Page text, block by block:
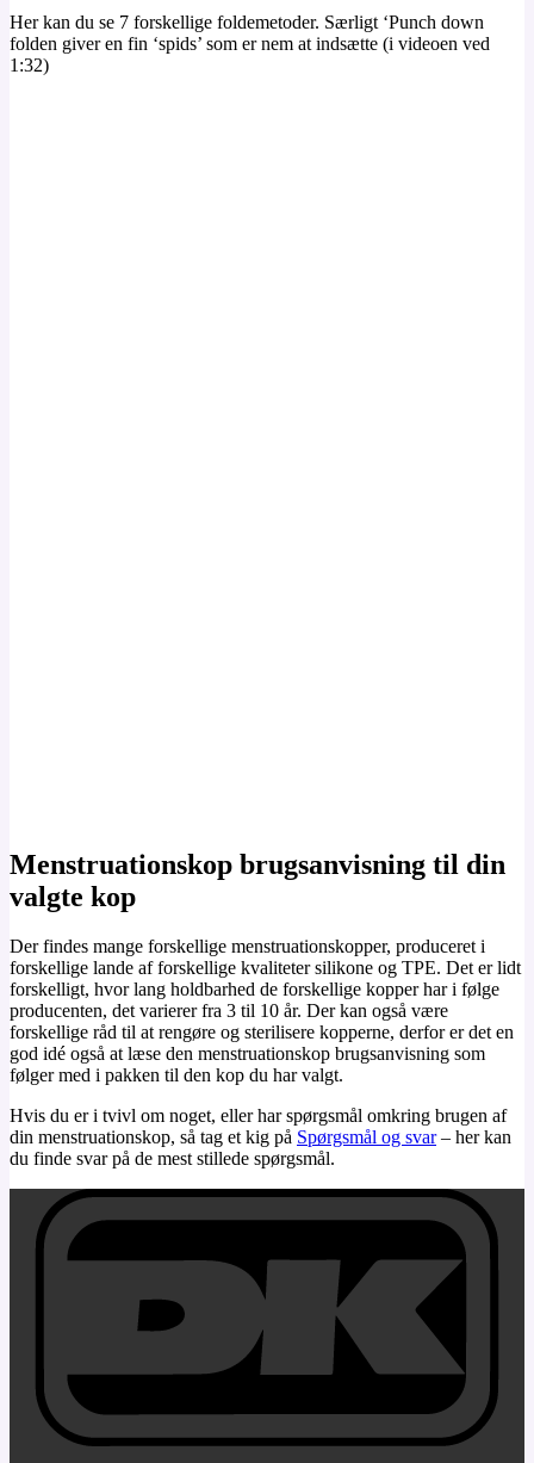
Her kan du se 7 forskellige foldemetoder. Særligt ‘Punch down
folden giver en fin ‘spids’ som er nem at indsætte (i videoen ved
1:32)
Menstruationskop brugsanvisning til din
valgte kop
Der findes mange forskellige menstruationskopper, produceret i
forskellige lande af forskellige kvaliteter silikone og TPE. Det er lidt
forskelligt, hvor lang holdbarhed de forskellige kopper har i følge
producenten, det varierer fra 3 til 10 år. Der kan også være
forskellige råd til at rengøre og sterilisere kopperne, derfor er det en
god idé også at læse den menstruationskop brugsanvisning som
følger med i pakken til den kop du har valgt.
Hvis du er i tvivl om noget, eller har spørgsmål omkring brugen af
din menstruationskop, så tag et kig på Spørgsmål og svar– her kan
du finde svar på de mest stillede spørgsmål.